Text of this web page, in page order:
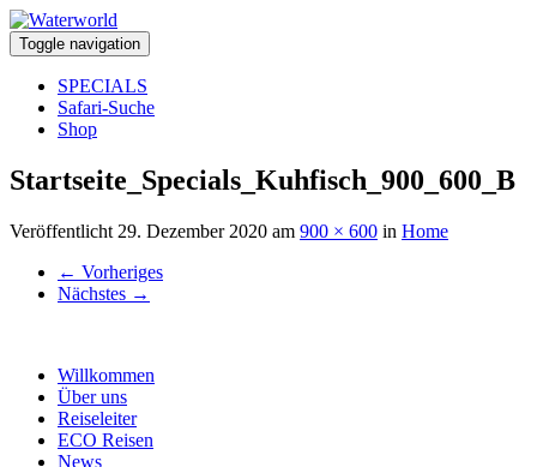
Toggle navigation
SPECIALS
Safari-Suche
Shop
Startseite_Specials_Kuhfisch_900_600_B
Veröffentlicht 29. Dezember 2020 am 900 × 600 in Home
← Vorheriges
Nächstes →
Willkommen
Über uns
Reiseleiter
ECO Reisen
News